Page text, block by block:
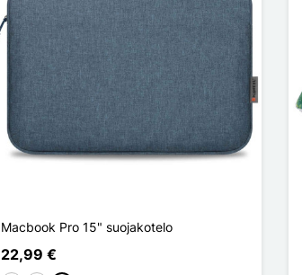
Macbook Pro 15" suojakotelo
22,99 €